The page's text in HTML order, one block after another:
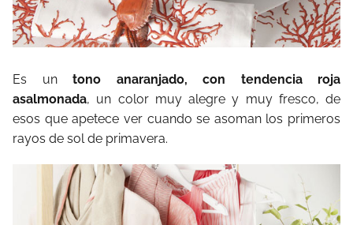
Es un tono anaranjado, con tendencia roja
asalmonada, un color muy alegre y muy fresco, de
esos que apetece ver cuando se asoman los primeros
rayos de sol de primavera.